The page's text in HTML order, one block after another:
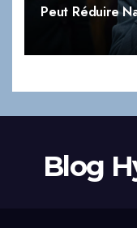
Peut Réduire
Blog